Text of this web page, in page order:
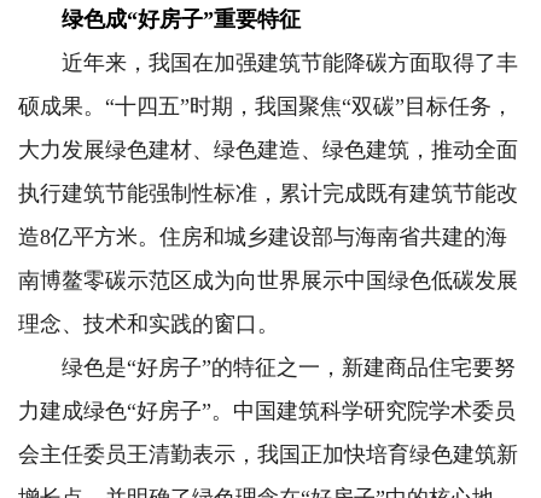
绿色成“好房子”重要特征
近年来，我国在加强建筑节能降碳方面取得了丰
硕成果。“十四五”时期，我国聚焦“双碳”目标任务，
大力发展绿色建材、绿色建造、绿色建筑，推动全面
执行建筑节能强制性标准，累计完成既有建筑节能改
造8亿平方米。住房和城乡建设部与海南省共建的海
南博鳌零碳示范区成为向世界展示中国绿色低碳发展
理念、技术和实践的窗口。
绿色是“好房子”的特征之一，新建商品住宅要努
力建成绿色“好房子”。中国建筑科学研究院学术委员
会主任委员王清勤表示，我国正加快培育绿色建筑新